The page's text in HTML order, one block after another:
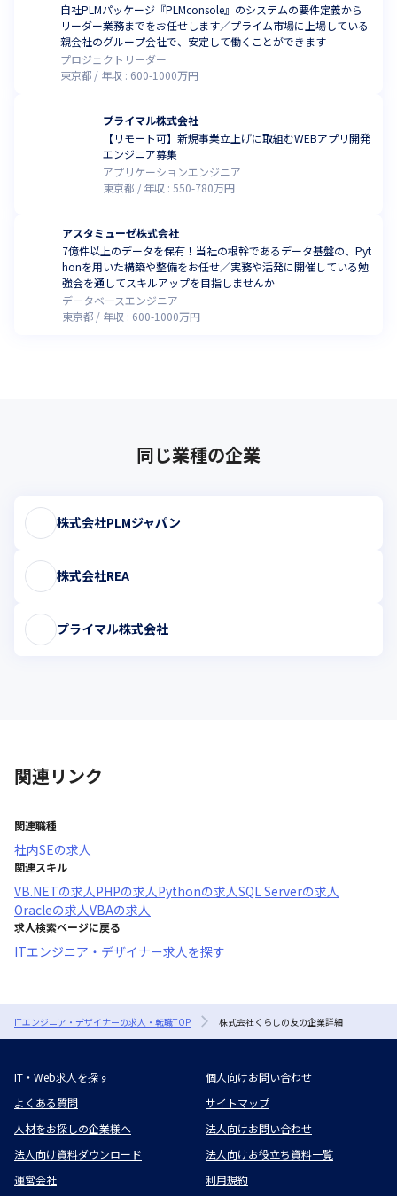
自社PLMパッケージ『PLMconsole』のシステムの要件定義から
リーダー業務までをお任せします／プライム市場に上場している
親会社のグループ会社で、安定して働くことができます
プロジェクトリーダー
東京都
年収 : 600-1000万円
プライマル株式会社
【リモート可】新規事業立上げに取組むWEBアプリ開発
エンジニア募集
アプリケーションエンジニア
東京都
年収 : 550-780万円
アスタミューゼ株式会社
7億件以上のデータを保有！当社の根幹であるデータ基盤の、Pyt
honを用いた構築や整備をお任せ／実務や活発に開催している勉
強会を通してスキルアップを目指しませんか
データベースエンジニア
東京都
年収 : 600-1000万円
同じ業種の企業
株式会社PLMジャパン
株式会社REA
プライマル株式会社
関連リンク
関連職種
社内SEの求人
関連スキル
VB.NETの求人 PHPの求人 Pythonの求人SQL Serverの求人
Oracleの求人VBAの求人
求人検索ページに戻る
ITエンジニア・デザイナー求人を探す
ITエンジニア・デザイナーの求人・転職TOP 株式会社くらしの友の企業詳細
IT・Web求人を探す
個人向けお問い合わせ
よくある質問
サイトマップ
人材をお探しの企業様へ
法人向けお問い合わせ
法人向け資料ダウンロード
法人向けお役立ち資料一覧
運営会社
利用規約